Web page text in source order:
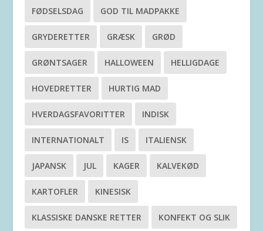
FØDSELSDAG GOD TIL MADPAKKE
GRYDERETTER GRÆSK GRØD
GRØNTSAGER HALLOWEEN HELLIGDAGE
HOVEDRETTER HURTIG MAD
HVERDAGSFAVORITTER INDISK
INTERNATIONALT IS ITALIENSK
JAPANSK JUL KAGER KALVEKØD
KARTOFLER KINESISK
KLASSISKE DANSKE RETTER KONFEKT OG SLIK